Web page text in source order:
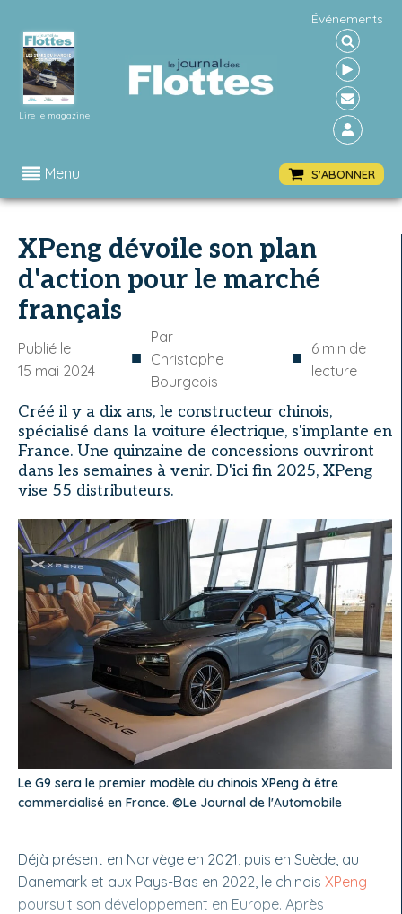
Lire le magazine
Événements
Menu S'ABONNER
XPeng dévoile son plan
d'action pour le marché
français
Publié le
15 mai 2024
■
Par
Christophe
Bourgeois
■ 6 min de
lecture
Créé il y a dix ans, le constructeur chinois,
spécialisé dans la voiture électrique, s'implante en
France. Une quinzaine de concessions ouvriront
dans les semaines à venir. D'ici fin 2025, XPeng
vise 55 distributeurs.
Le G9 sera le premier modèle du chinois XPeng à être
commercialisé en France. ©Le Journal de l'Automobile
Déjà présent en Norvège en 2021, puis en Suède, au
Danemark et aux Pays-Bas en 2022, le chinois XPeng
poursuit son développement en Europe. Après